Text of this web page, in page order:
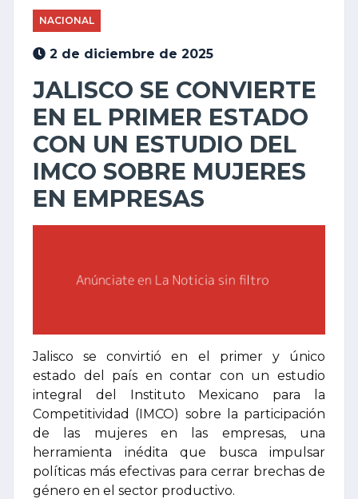
NACIONAL
2 de diciembre de 2025
JALISCO SE CONVIERTE
EN EL PRIMER ESTADO
CON UN ESTUDIO DEL
IMCO SOBRE MUJERES
EN EMPRESAS
Jalisco se convirtió en el primer y único
estado del país en contar con un estudio
integral del Instituto Mexicano para la
Competitividad (IMCO) sobre la participación
de las mujeres en las empresas, una
herramienta inédita que busca impulsar
políticas más efectivas para cerrar brechas de
género en el sector productivo.